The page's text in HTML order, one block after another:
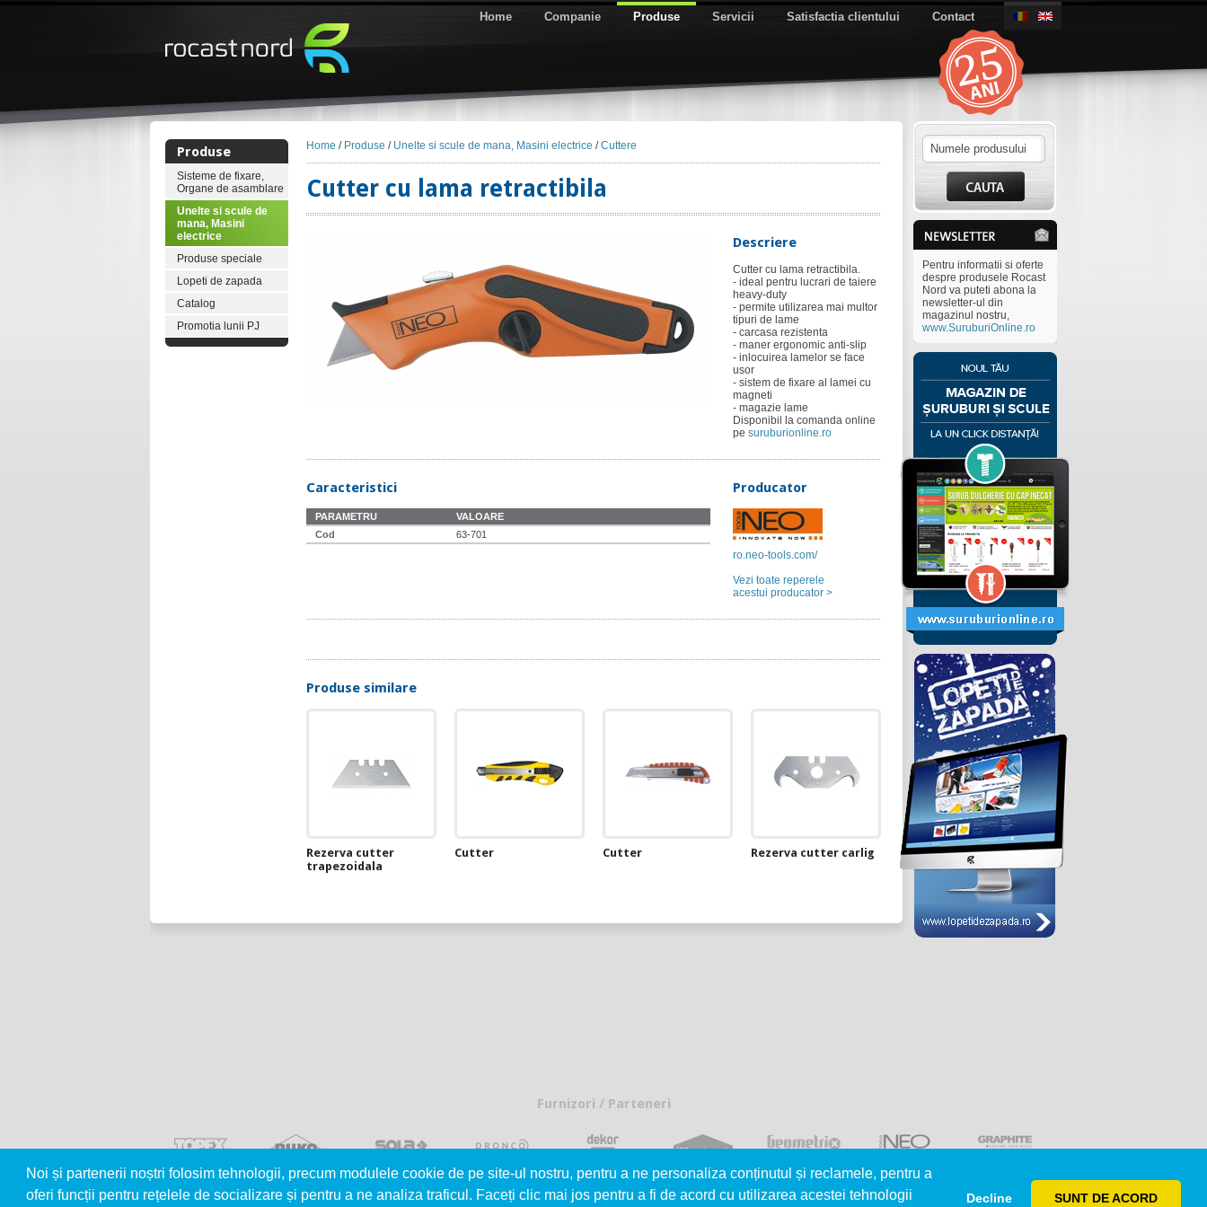
Noi și partenerii noștri folosim tehnologii, precum modulele cookie de pe site-ul nostru, pentru a ne personaliza conținutul și reclamele, pentru a
oferi funcții pentru rețelele de socializare și pentru a ne analiza traficul. Faceți clic mai jos pentru a fi de acord cu utilizarea acestei tehnologii
Decline SUNT DE ACORD
Home Companie Produse Servicii Satisfactia clientului Contact
Produse
Sisteme de fixare,
Organe de asamblare
Unelte si scule de
mana, Masini
electrice
Produse speciale
Lopeti de zapada
Catalog
Promotia lunii PJ
Home / Produse / Unelte si scule de mana, Masini electrice /Cuttere
Cutter cu lama retractibila
Descriere
Cutter cu lama retractibila.
- ideal pentru lucrari de taiere
heavy-duty
- permite utilizarea mai multor
tipuri de lame
- carcasa rezistenta
- maner ergonomic anti-slip
- inlocuirea lamelor se face
usor
- sistem de fixare al lamei cu
magneti
- magazie lame
Disponibil la comanda online
pe suruburionline.ro
Caracteristici
PARAMETRU
VALOARE
Cod
63-701
Producator
ro.neo-tools.com/
Vezi toate reperele
acestui producator >
Produse similare
Rezerva cutter
trapezoidala
Cutter Cutter Rezerva cutter carlig
Pentru informatii si oferte
despre produsele Rocast
Nord va puteti abona la
newsletter-ul din
magazinul nostru,
www.SuruburiOnline.ro
Furnizori / Parteneri